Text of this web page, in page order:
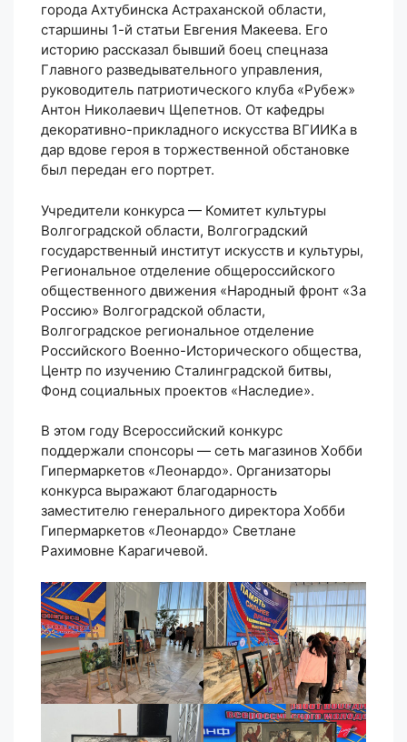
города Ахтубинска Астраханской области,
старшины 1-й статьи Евгения Макеева. Его
историю рассказал бывший боец спецназа
Главного разведывательного управления,
руководитель патриотического клуба «Рубеж»
Антон Николаевич Щепетнов. От кафедры
декоративно-прикладного искусства ВГИИКа в
дар вдове героя в торжественной обстановке
был передан его портрет.
Учредители конкурса — Комитет культуры
Волгоградской области, Волгоградский
государственный институт искусств и культуры,
Региональное отделение общероссийского
общественного движения «Народный фронт «За
Россию» Волгоградской области,
Волгоградское региональное отделение
Российского Военно-Исторического общества,
Центр по изучению Сталинградской битвы,
Фонд социальных проектов «Наследие».
В этом году Всероссийский конкурс
поддержали спонсоры — сеть магазинов Хобби
Гипермаркетов «Леонардо». Организаторы
конкурса выражают благодарность
заместителю генерального директора Хобби
Гипермаркетов «Леонардо» Светлане
Рахимовне Карагичевой.